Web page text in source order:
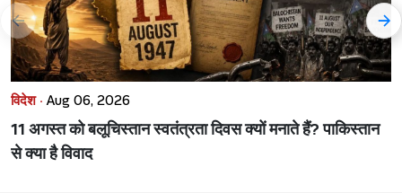
विदेश · Aug 06, 2026
11 अगस्त को बलूचिस्तान स्वतंत्रता दिवस क्यों मनाते हैं? पाकिस्तान
से क्या है विवाद